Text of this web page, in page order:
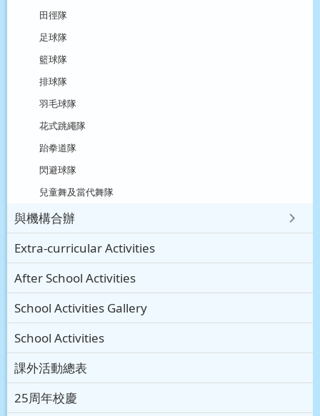
田徑隊
足球隊
籃球隊
排球隊
羽毛球隊
花式跳繩隊
跆拳道隊
閃避球隊
兒童舞及當代舞隊
與機構合辦
Extra-curricular Activities
After School Activities
School Activities Gallery
School Activities
課外活動總表
25周年校慶